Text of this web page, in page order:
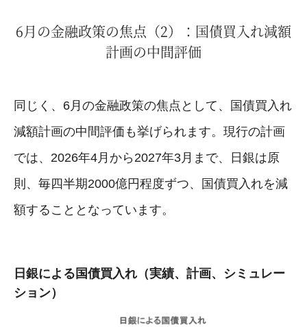
6月の金融政策の焦点（2）：国債買入れ減額
計画の中間評価
同じく、6月の金融政策の焦点として、国債買入れ
減額計画の中間評価も挙げられます。現行の計画
では、2026年4月から2027年3月まで、日銀は原
則、毎四半期2000億円程度ずつ、国債買入れを減
額することとなっています。
日銀による国債買入れ（実績、計画、シミュレー
ション）